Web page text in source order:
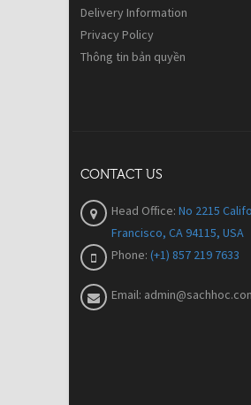
Delivery Information
Privacy Policy
Thông tin bản quyền
CONTACT US
Head Office: No 2215
Francisco, CA 94115, USA
Phone: (+1) 857 219 7633
Email: